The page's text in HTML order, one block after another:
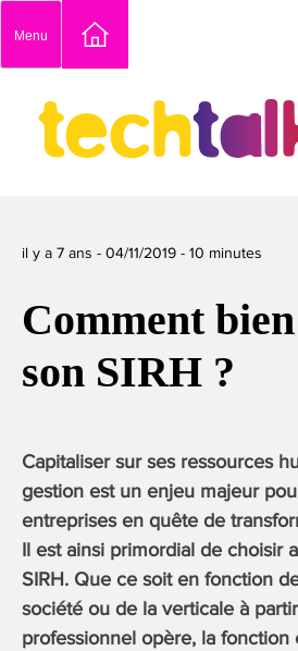
content
Menu
il y a 7 ans - 04/11/2019 - 10 minutes
Comment
son SIRH ?
Capitaliser sur ses ressources
gestion est un enjeu majeur
entreprises en quête de
Il est ainsi primordial de choisir
SIRH. Que ce soit en fonction
société ou de la verticale à
professionnel opère, la fonction